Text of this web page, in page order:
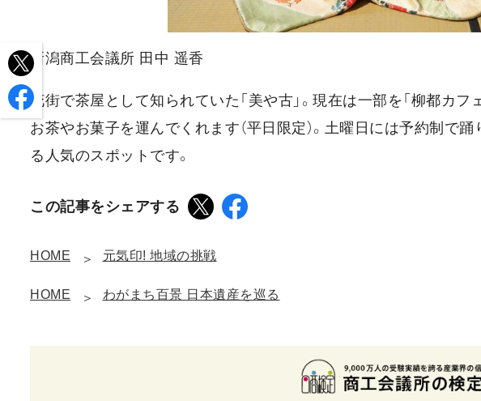
新潟商工会議所 田中 遥香
花街で茶屋として知られていた「美や古」。現在は一部を「柳都カ
お茶やお菓子を運んでくれます（平日限定）。土曜日には予約制で
る人気のスポットです。
この記事をシェアする
HOME 元気印! 地域の挑戦
HOME わがまち百景 日本遺産を巡る